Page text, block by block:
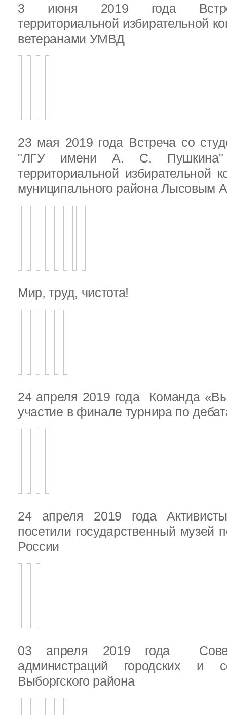
3 июня 2019 года
территориальной избирательной
ветеранами УМВД
23 мая 2019 года Встреча со
"ЛГУ имени А. С. Пушкина"
территориальной избирательной
муниципального района Лысовым
Мир, труд, чистота!
24 апреля 2019 года Команда
участие в финале турнира по
24 апреля 2019 года
посетили государственный музей
России
03 апреля 2019 года
администраций городских и
Выборгского района